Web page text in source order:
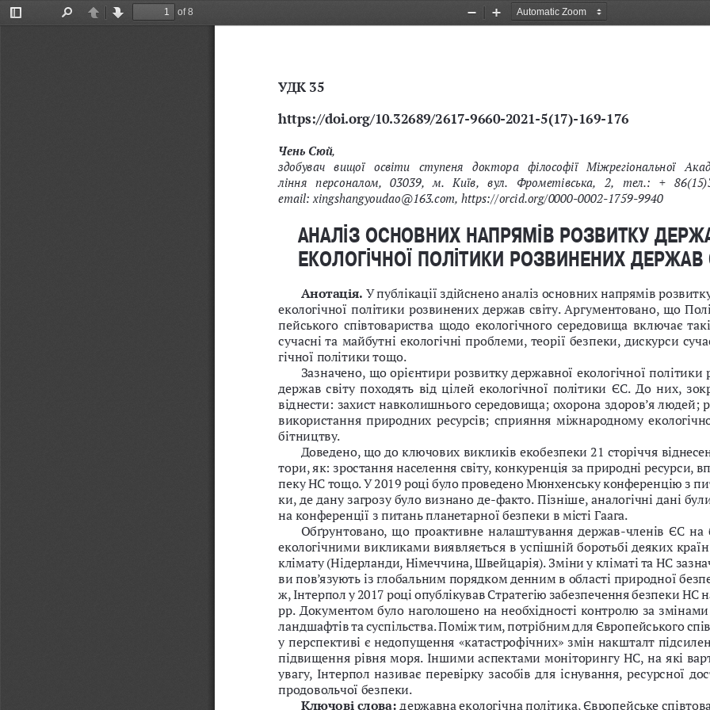
Toggle
PreviousNext
of 8
Zoom
Zoom
УДК 35
https://doi.org/10.32689/2617-9660-2021-5(17)-169-176
Чень Сюй,
здобувач  вищої  освіти  ступеня  доктора  філософії  Міжрегіональної
ління  персоналом,  03039,  м.  Київ,  вул.  Фрометівська,  2,  тел.:  +
email: xingshangyoudao@163.com , https://orcid.org/0000-0002-1759-9940
АНАЛІЗ ОСНОВНИХ НАПРЯМІВ РОЗВИТКУ
ЕКОЛОГІЧНОЇ ПОЛІТИКИ РОЗВИНЕНИХ ДЕРЖАВ
Анотація. У публікації здійснено аналіз основних напрямів
екологічної політики розвинених держав світу. Аргументовано, що
пейського  співтовариства  щодо  екологічного  середовища  включає
сучасні та майбутні екологічні проблеми, теорії безпеки, дискурси
гічної політики тощо.
Зазначено, що орієнтири розвитку державної екологічної політики
держав  світу  походять  від  цілей  екологічної  політики  ЄС.  До  них,
віднести: захист навколишнього середовища; охорона здоров’я людей;
використання природних ресурсів; сприяння міжнародному
бітництву.
Доведено, що до ключових викликів екобезпеки 21 сторіччя
тори, як: зростання населення світу, конкуренція за природні ресурси,
пеку НС тощо. У 2019 році було проведено Мюнхенську конференцію з
ки, де дану загрозу було визнано де-факто. Пізніше, аналогічні дані
на конференції з питань планетарної безпеки в місті Гаага.
Обґрунтовано, що проактивне налаштування держав-членів ЄС на
екологічними викликами виявляється в успішній боротьбі деяких
клімату (Нідерланди, Німеччина, Швейцарія). Зміни у кліматі та НС
ви пов’язують із глобальним порядком денним в області природної
ж, Інтерпол у 2017 році опублікував Стратегію забезпечення безпеки НС
рр. Документом було наголошено на необхідності контролю за змінами
ландшафтів та суспільства. Поміж тим, потрібним для Європейського
у перспективі є недопущення «катастрофічних» змін накшталт
підвищення рівня моря. Іншими аспектами моніторингу НС, на які
увагу, Інтерпол називає перевірку засобів для існування, ресурсної
продовольчої безпеки.
Ключові слова: державна екологічна політика, Європейське